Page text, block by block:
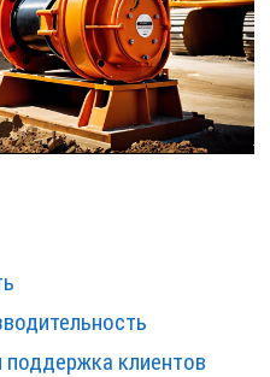
клиентов